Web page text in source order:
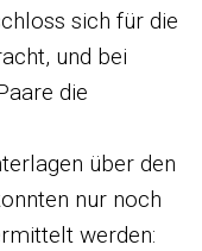
sich für die
und bei
die
über den
nur noch
werden: